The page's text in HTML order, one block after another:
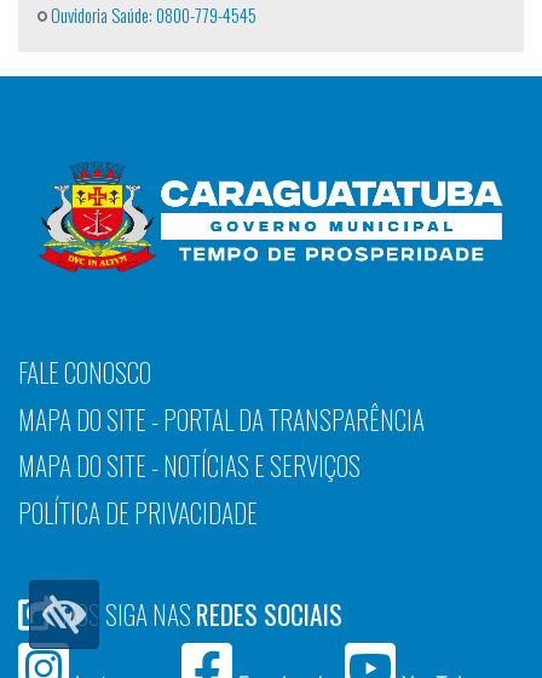
Ouvidoria Saúde: 0800-779-4545
FALE CONOSCO
MAPA DO SITE - PORTAL DA TRANSPARÊNCIA
MAPA DO SITE - NOTÍCIAS E SERVIÇOS
POLÍTICA DE PRIVACIDADE
NOS SIGA NASREDES SOCIAIS